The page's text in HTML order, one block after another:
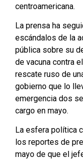
centroamericana.
La prensa ha
escándalos de la
pública sobre su
de vacuna contra
rescate ruso de
gobierno que lo
emergencia dos
cargo en mayo.
La esfera política
los reportes de
mayo de que el